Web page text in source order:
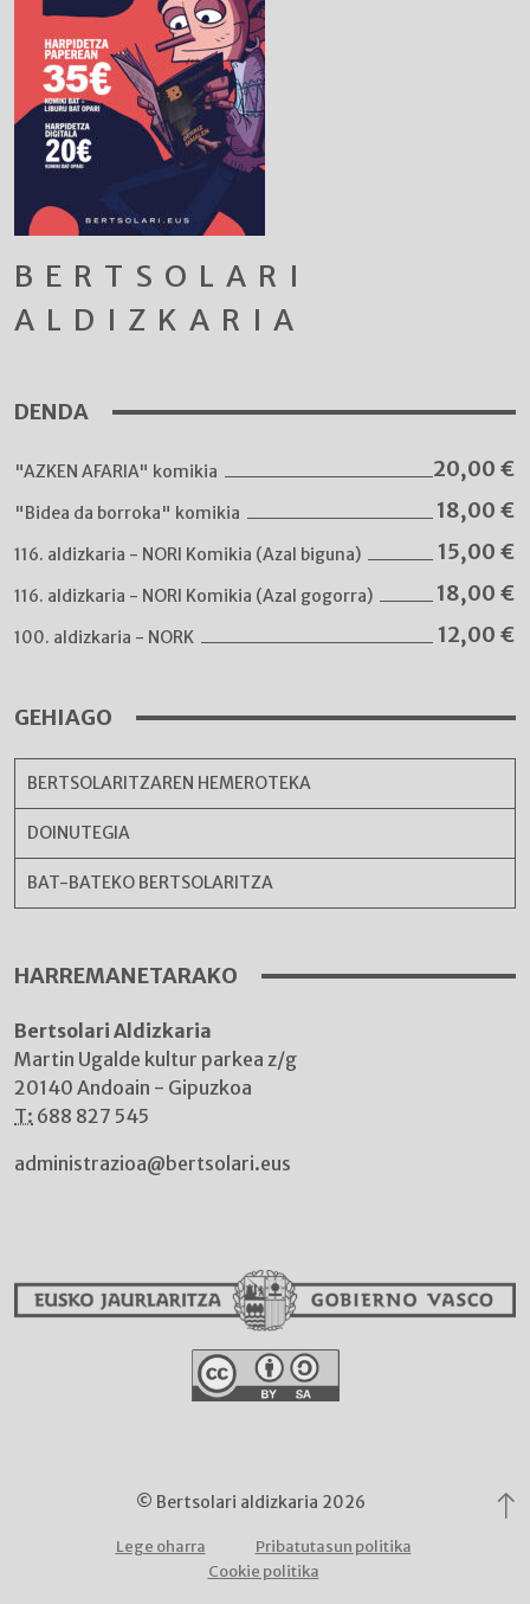
BERTSOLARI
ALDIZKARIA
DENDA
"AZKEN AFARIA" komikia 20,00 €
"Bidea da borroka" komikia 18,00 €
116. aldizkaria - NORI Komikia (Azal biguna) 15,00 €
116. aldizkaria - NORI Komikia (Azal gogorra) 18,00 €
100. aldizkaria - NORK 12,00 €
GEHIAGO
BERTSOLARITZAREN HEMEROTEKA
DOINUTEGIA
BAT-BATEKO BERTSOLARITZA
HARREMANETARAKO
Bertsolari Aldizkaria
Martin Ugalde kultur parkea z/g
20140 Andoain - Gipuzkoa
T: 688 827 545
administrazioa@bertsolari.eus
© Bertsolari aldizkaria 2026
Lege oharra
Pribatutasun politika
Cookie politika